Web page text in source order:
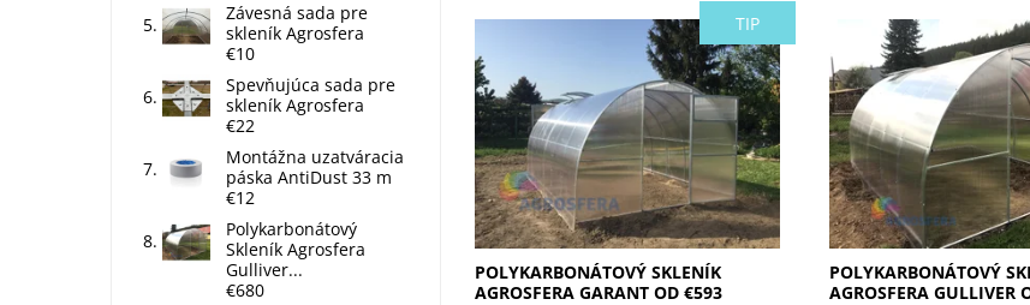
TIP
Patrí do vyššej strednej triedy s
najlepším pomerom odolnosť /
cena.Polykarbonátový skleník
GARANT vyhľadávajú tí, ktorí
očakávajú hlavne vyššiu odolnosť a
spoľahlivosť....
Dostupnosť:
Skladom
Kód:
49/4/4
Značka:
Agrosfera
Záruka:
5 rokov
POLYKARBONÁTOVÝ SKLENÍK
AGROSFERA GARANT OD €593
Kúpiť agrosfera sklenik
polykarbonátový
poteší bohatou úrodou
dodá jeho robustná
dôvery, ostrieľaný
Dostupnosť:
Skladom
Kód:
58/4/4
Značka:
Agrosfera
Záruka:
5 rokov
POLYKARBONÁTOVÝ
AGROSFERA GULLIVER
Závesná sada pre
skleník Agrosfera
€10
Spevňujúca sada pre
skleník Agrosfera
€22
Montážna uzatváracia
páska AntiDust 33 m
€12
Polykarbonátový
Skleník Agrosfera
Gulliver...
€680